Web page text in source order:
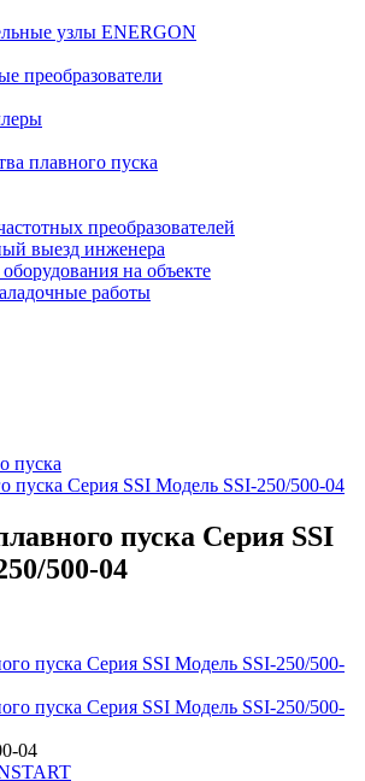
узлы ENERGON
преобразователи
плавного пуска
преобразователей
выезд инженера
на объекте
работы
пуска
пуска Серия SSI Модель SSI-250/500-04
пуска Серия SSI
500-04
04